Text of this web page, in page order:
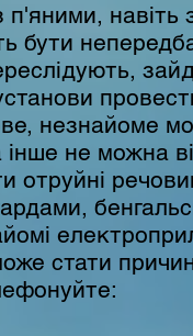
п'яними,
бути
незнайоме
не можна
отруйні
стати